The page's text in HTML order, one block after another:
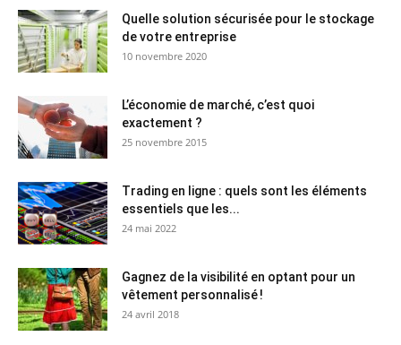
Quelle solution sécurisée pour le stockage
de votre entreprise
10 novembre 2020
L’économie de marché, c’est quoi
exactement ?
25 novembre 2015
Trading en ligne : quels sont les éléments
essentiels que les...
24 mai 2022
Gagnez de la visibilité en optant pour un
vêtement personnalisé !
24 avril 2018